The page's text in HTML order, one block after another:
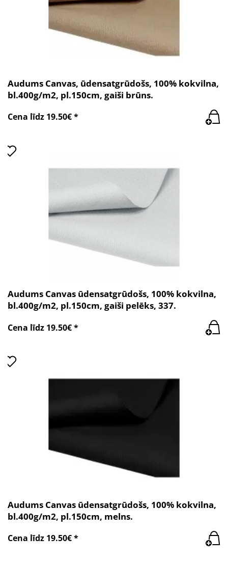
Audums Canvas, ūdensatgrūdošs, 100% kokvilna,
bl.400g/m2, pl.150cm, gaiši brūns.
Cena līdz 19.50€ *
Audums Canvas ūdensatgrūdošs, 100% kokvilna,
bl.400g/m2, pl.150cm, gaiši pelēks, 337.
Cena līdz 19.50€ *
Audums Canvas ūdensatgrūdošs, 100% kokvilna,
bl.400g/m2, pl.150cm, melns.
Cena līdz 19.50€ *